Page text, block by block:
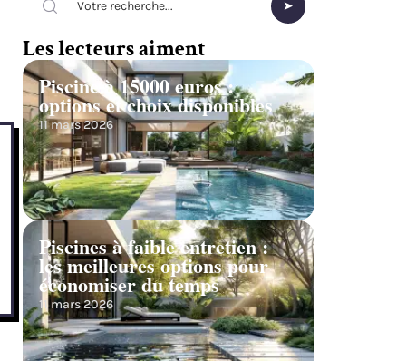
Les lecteurs aiment
Piscine à 15000 euros :
options et choix disponibles
11 mars 2026
Piscines à faible entretien :
les meilleures options pour
économiser du temps
11 mars 2026